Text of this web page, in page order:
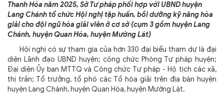
Thanh Hóa năm 2025, Sở Tư pháp phối hợp với UBND huyện
Lang Chánh tổ chức Hội nghị tập huấn, bồi dưỡng kỹ năng hòa
giải cho đội ngũ hòa giải viên ở cơ sở (cụm 3 gồm huyện Lang
Chánh, huyện Quan Hóa, huyện Mường Lát)
Hội nghị có sự tham gia của hơn 330 đại biểu tham dự là đại
diện Lãnh đạo UBND huyện; công chức Phòng Tư pháp huyện;
Đại diện Ủy ban MTTQ và Công chức Tư pháp - Hộ tịch các xã,
thị trấn; Tổ trưởng, tổ phó các Tổ hòa giải trên địa bàn huyện
huyện Lang Chánh, huyện Quan Hóa, huyện Mường Lát.